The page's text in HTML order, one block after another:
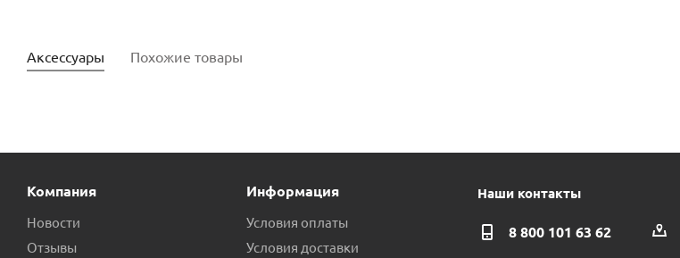
Аксессуары Похожие товары
Компания
Новости
Отзывы
Информация
Условия оплаты
Условия доставки
Наши контакты
8 800 101 63 62